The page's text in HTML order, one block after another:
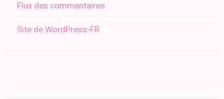
Flux des commentaires
Site de WordPress-FR